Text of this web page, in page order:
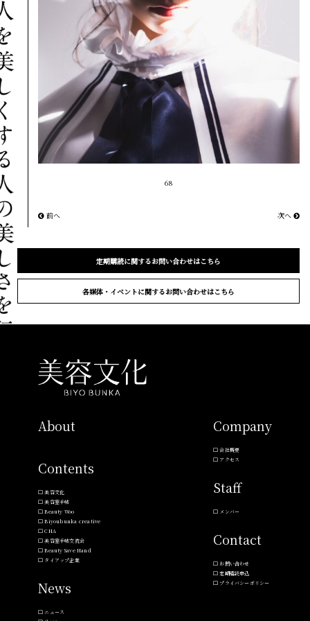
68
前へ 次へ
定期購読に関するお問い合わせはこちら
各媒体・イベントに関するお問い合わせはこちら
About
Contents
美容文化
美容室手帖
Beauty Woo
Biyoubunka creative
CHA
美容室手帖交流会
Beauty Save Hand
タイアップ企業
News
ニュース
Company
会社概要
アクセス
Staff
メンバー
Contact
お問い合わせ
定期購読申込
プライバシーポリシー